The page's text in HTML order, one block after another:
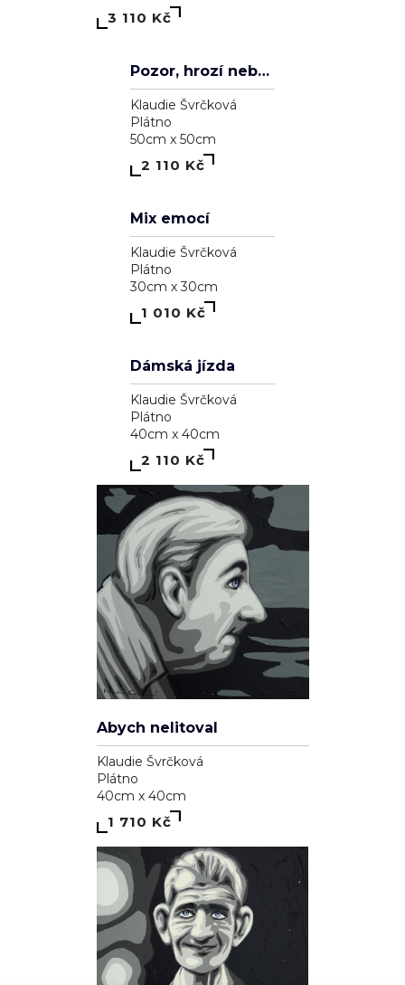
2 110 Kč
Ryba a kolo
Klaudie Švrčková
Plátno
85cm x 65cm
Miluji tě, Pucinko
Klaudie Švrčková
Plátno
60cm x 60cm
3 110 Kč
Soukromí a cookies
Používáme cookies pro analytiku (Google Analytics) a reklamní
cílení (Facebook Pixel, Google Ads), abychom zlepšili váš
zážitek a měřili účinnost kampaní. Funkční cookies (přihlášení,
košík) jsou nutné a vždy aktivní.Zásady ochrany osobních údajů
ODMÍTNOUT